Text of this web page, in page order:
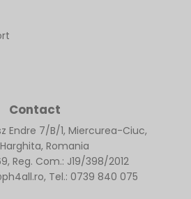
Contact
Endre 7/B/1, Miercurea-Ciuc,
Romania
Reg. Com.: J19/398/2012
Tel.: 0739 840 075